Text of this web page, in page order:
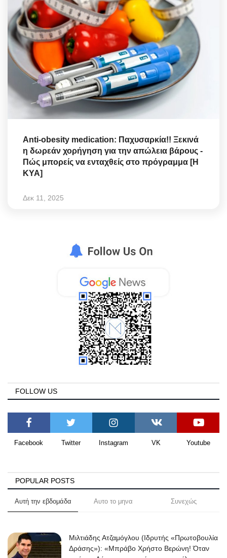
Anti-obesity medication: Παχυσαρκία!! Ξεκινά
η δωρεάν χορήγηση για την απώλεια βάρους -
Πώς μπορείς να ενταχθείς στο πρόγραμμα [Η
ΚΥΑ]
Δεκ 11, 2025
FOLLOW US
Facebook Twitter Instagram VK Youtube
POPULAR POSTS
Αυτή την εβδομάδα Αυτο το μηνα Συνεχώς
Μιλτιάδης Ατζαμόγλου (Ιδρυτής «Πρωτοβουλία
Δράσης»): «Μπράβο Χρήστο Βερώνη! Όταν